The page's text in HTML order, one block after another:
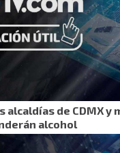
alcaldías de CDMX y
alcohol